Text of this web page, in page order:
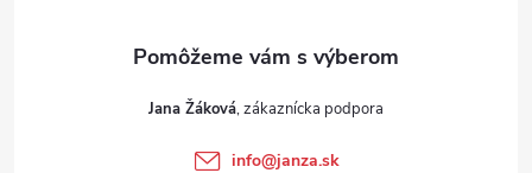
Jana Žáková
info@janza.sk